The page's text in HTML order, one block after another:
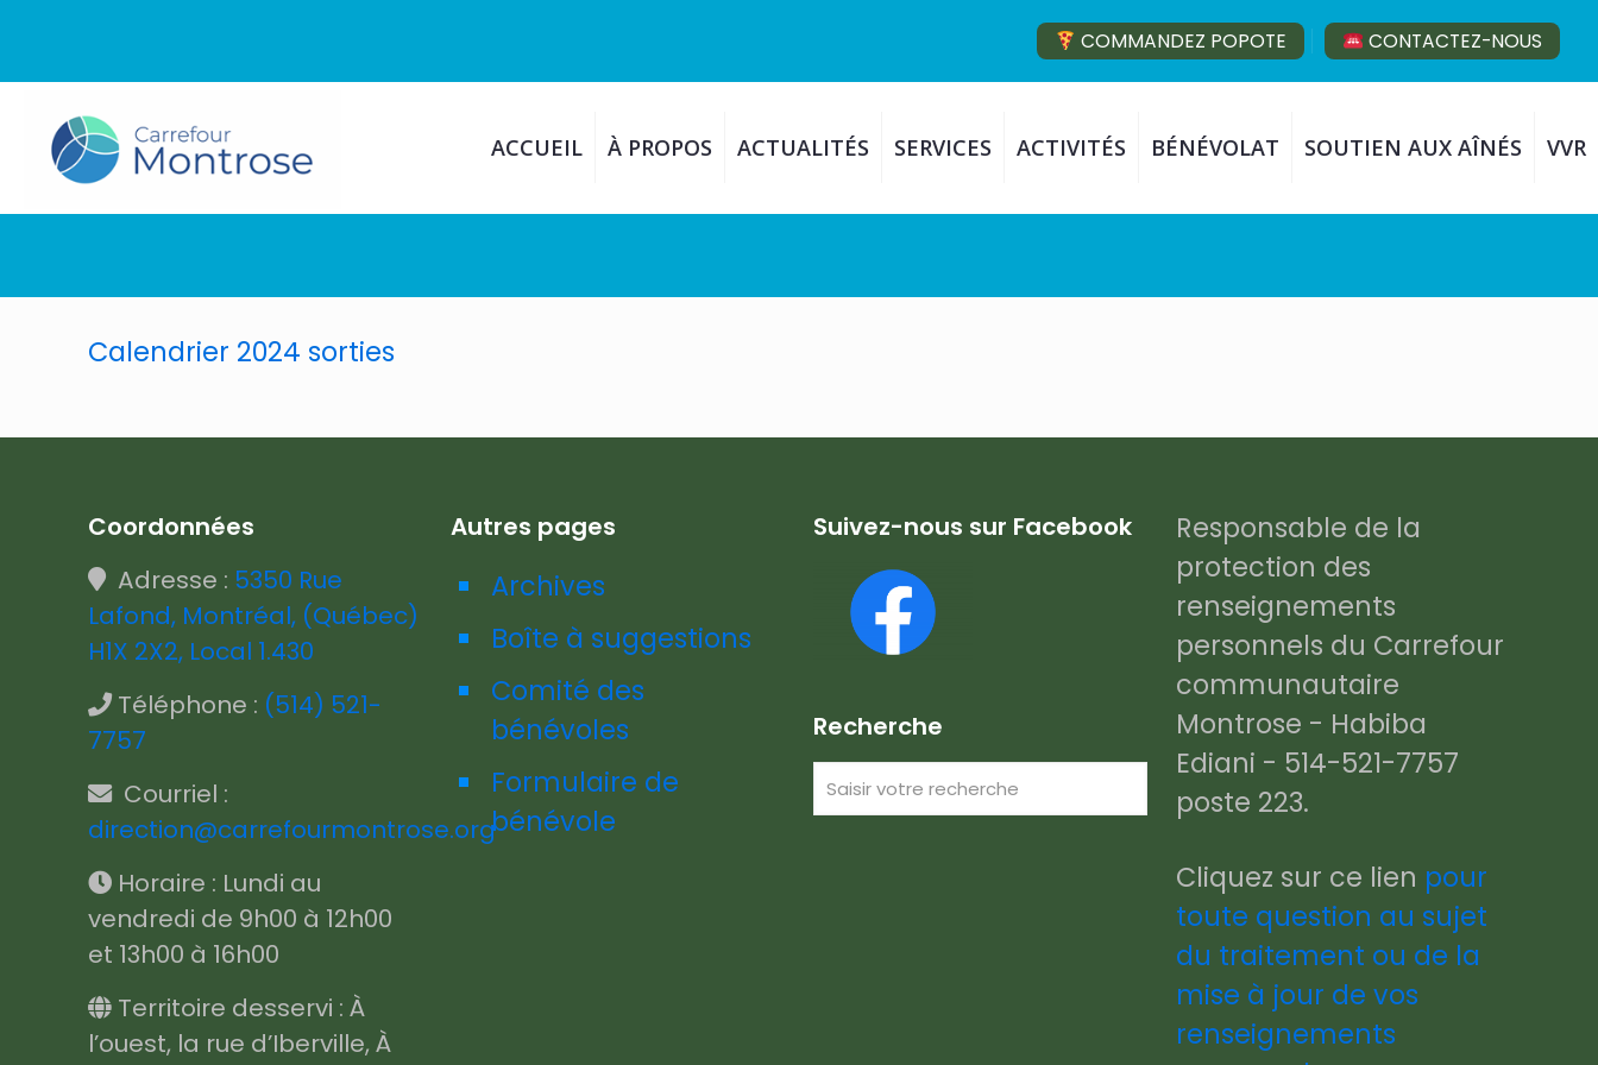
COMMANDEZ POPOTE CONTACTEZ-NOUS
ACCUEIL À PROPOS ACTUALITÉS SERVICES ACTIVITÉS BÉNÉVOLAT SOUTIEN AUX AÎNÉS VVR
Calendrier 2024 sorties
Coordonnées
Adresse : 5350 Rue
Lafond, Montréal, (Québec)
H1X 2X2, Local 1.430
Téléphone : (514) 521-
7757
Courriel :
direction@carrefourmontrose.org
Horaire : Lundi au
vendredi de 9h00 à 12h00
et 13h00 à 16h00
Territoire desservi : À
l’ouest, la rue d’Iberville, À
Autres pages
Archives
Boîte à suggestions
Comité des
bénévoles
Formulaire de
bénévole
Suivez-nous sur Facebook
Recherche
Responsable de la
protection des
renseignements
personnels du Carrefour
communautaire
Montrose - Habiba
Ediani - 514-521-7757
poste 223.
Cliquez sur ce lien pour
toute question au sujet
du traitement ou de la
mise à jour de vos
renseignements